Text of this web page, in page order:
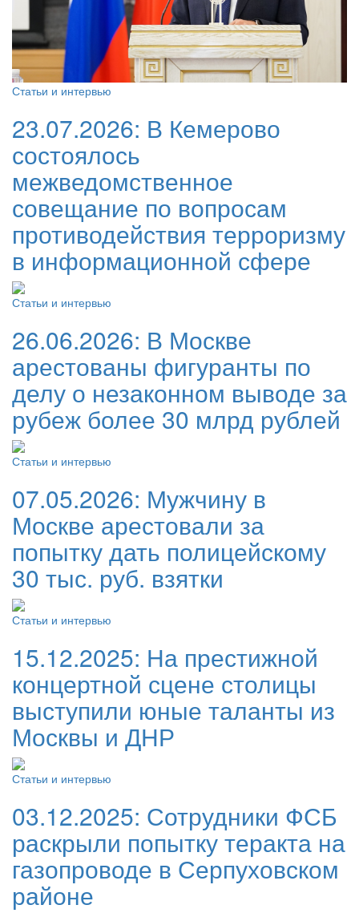
Статьи и интервью
23.07.2026: В Кемерово
состоялось
межведомственное
совещание по вопросам
противодействия терроризму
в информационной сфере
Статьи и интервью
26.06.2026: В Москве
арестованы фигуранты по
делу о незаконном выводе за
рубеж более 30 млрд рублей
Статьи и интервью
07.05.2026: Мужчину в
Москве арестовали за
попытку дать полицейскому
30 тыс. руб. взятки
Статьи и интервью
15.12.2025: На престижной
концертной сцене столицы
выступили юные таланты из
Москвы и ДНР
Статьи и интервью
03.12.2025: Сотрудники ФСБ
раскрыли попытку теракта на
газопроводе в Серпуховском
районе